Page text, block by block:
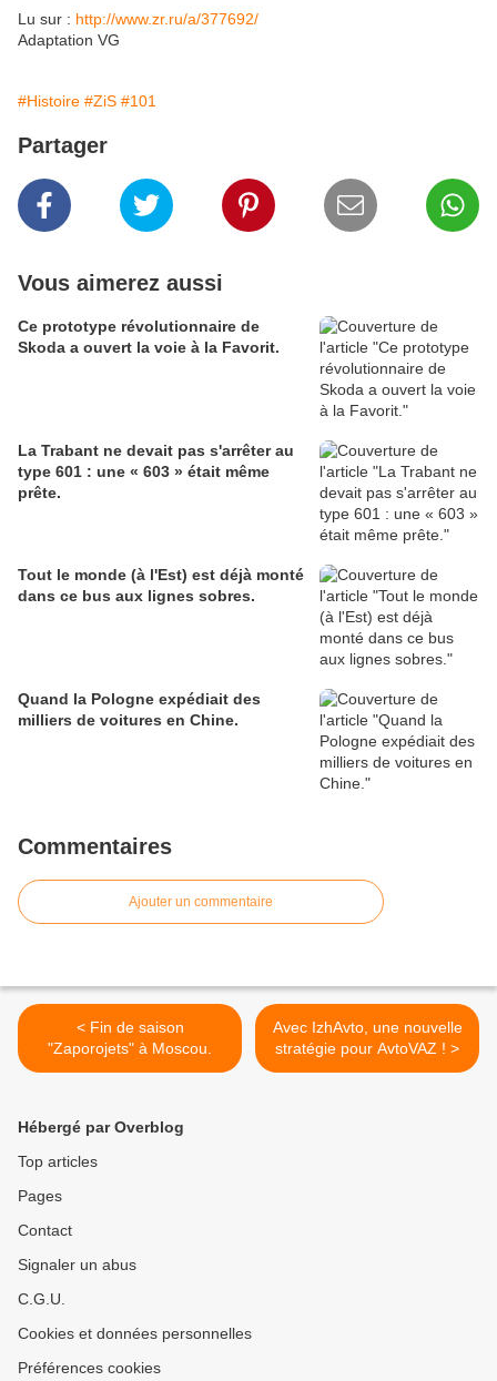
Lu sur : http://www.zr.ru/a/377692/
Adaptation VG
#Histoire #ZiS #101
Partager
Vous aimerez aussi
Ce prototype révolutionnaire de
Skoda a ouvert la voie à la Favorit.
La Trabant ne devait pas s'arrêter au
type 601 : une « 603 » était même
prête.
Tout le monde (à l'Est) est déjà monté
dans ce bus aux lignes sobres.
Quand la Pologne expédiait des
milliers de voitures en Chine.
Commentaires
Ajouter un commentaire
< Fin de saison
"Zaporojets" à Moscou.
Avec IzhAvto, une nouvelle
stratégie pour AvtoVAZ ! >
Hébergé par Overblog
Top articles
Pages
Contact
Signaler un abus
C.G.U.
Cookies et données personnelles
Préférences cookies